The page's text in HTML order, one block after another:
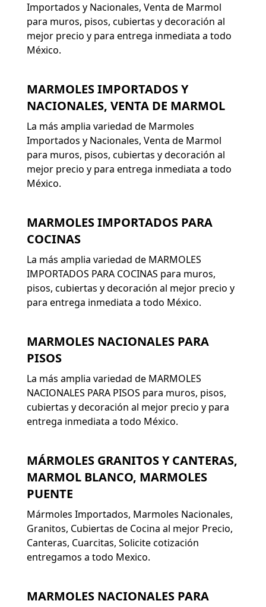
Importados y Nacionales, Venta de Marmol
para muros, pisos, cubiertas y decoración al
mejor precio y para entrega inmediata a todo
México.
MARMOLES IMPORTADOS Y
NACIONALES, VENTA DE MARMOL
La más amplia variedad de Marmoles
Importados y Nacionales, Venta de Marmol
para muros, pisos, cubiertas y decoración al
mejor precio y para entrega inmediata a todo
México.
MARMOLES IMPORTADOS PARA
COCINAS
La más amplia variedad de MARMOLES
IMPORTADOS PARA COCINAS para muros,
pisos, cubiertas y decoración al mejor precio y
para entrega inmediata a todo México.
MARMOLES NACIONALES PARA
PISOS
La más amplia variedad de MARMOLES
NACIONALES PARA PISOS para muros, pisos,
cubiertas y decoración al mejor precio y para
entrega inmediata a todo México.
MÁRMOLES GRANITOS Y CANTERAS,
MARMOL BLANCO, MARMOLES
PUENTE
Mármoles Importados, Marmoles Nacionales,
Granitos, Cubiertas de Cocina al mejor Precio,
Canteras, Cuarcitas, Solicite cotización
entregamos a todo Mexico.
MARMOLES NACIONALES PARA